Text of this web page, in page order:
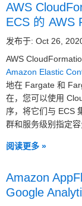
AWS
ECS 的 AWS
发布于: Oct 26,
AWS
Amazon Elastic
地在 Fargate 和
在，您可以使用
序，将它们与 ECS
群和服务级别指定
阅读更多 »
Amazon
Google